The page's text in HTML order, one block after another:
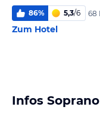
86% 5,3/6 68
Zum Hotel
Infos